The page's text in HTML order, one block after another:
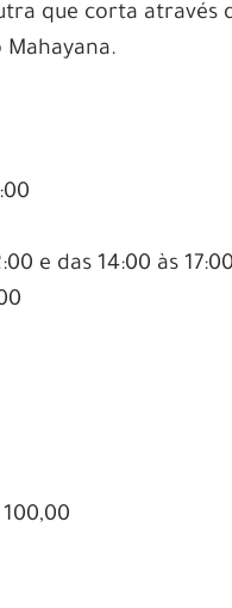
que corta através
e das 14:00 às 17:00